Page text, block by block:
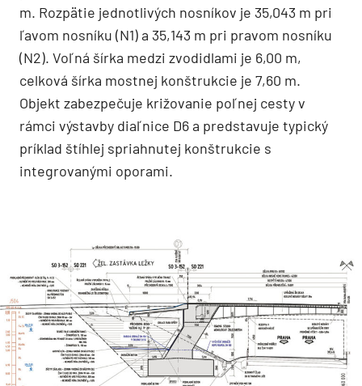
m. Rozpätie jednotlivých nosníkov je 35,043 m pri
ľavom nosníku (N1) a 35,143 m pri pravom nosníku
(N2). Voľná šírka medzi zvodidlami je 6,00 m,
celková šírka mostnej konštrukcie je 7,60 m.
Objekt zabezpečuje križovanie poľnej cesty v
rámci výstavby diaľnice D6 a predstavuje typický
príklad štíhlej spriahnutej konštrukcie s
integrovanými oporami.